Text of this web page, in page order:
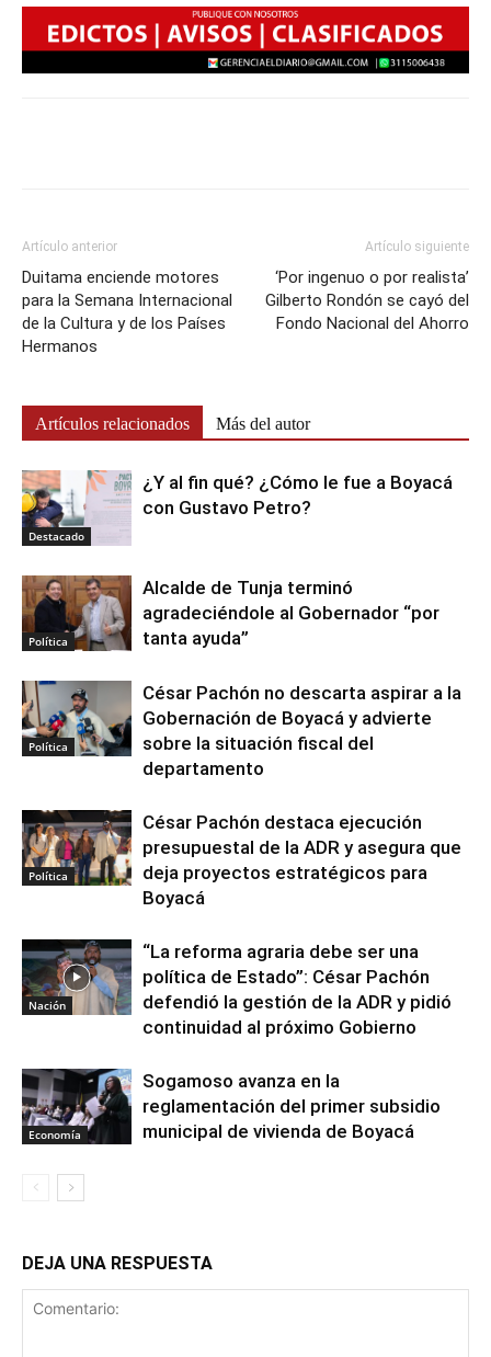
Artículo anterior
Duitama enciende motores
para la Semana Internacional
de la Cultura y de los Países
Hermanos
Artículo siguiente
‘Por ingenuo o por realista’
Gilberto Rondón se cayó del
Fondo Nacional del Ahorro
Artículos relacionados Más del autor
Destacado
¿Y al fin qué? ¿Cómo le fue a Boyacá
con Gustavo Petro?
Política
Alcalde de Tunja terminó
agradeciéndole al Gobernador “por
tanta ayuda”
Política
César Pachón no descarta aspirar a la
Gobernación de Boyacá y advierte
sobre la situación fiscal del
departamento
Política
César Pachón destaca ejecución
presupuestal de la ADR y asegura que
deja proyectos estratégicos para
Boyacá
Nación
“La reforma agraria debe ser una
política de Estado”: César Pachón
defendió la gestión de la ADR y pidió
continuidad al próximo Gobierno
Economía
Sogamoso avanza en la
reglamentación del primer subsidio
municipal de vivienda de Boyacá
DEJA UNA RESPUESTA